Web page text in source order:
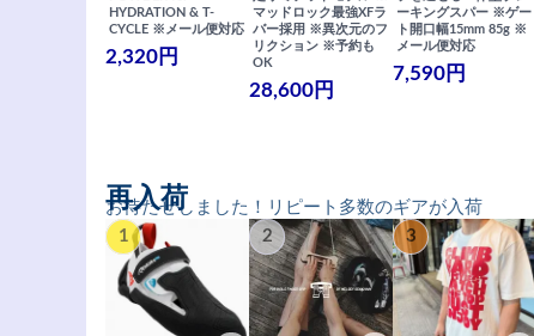
HYDRATION & T-
CYCLE ※メール便対応
2,320円
マッドロック最強XFラ
バー採用 ※異次元のフ
リクション ※予約も
OK
28,600円
ーキングスパー ※ゲー
ト開口幅15mm 85g ※
メール便対応
7,590円
お待たせしました！リピート多数のギアが入荷
再入荷
1 2 3